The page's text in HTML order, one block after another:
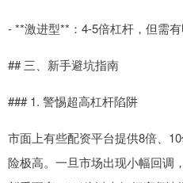
- **激进型**：4-5倍杠杆，但需有
## 三、新手避坑指南
### 1. 警惕超高杠杆陷阱
市面上有些配资平台提供8倍、
险极高。一旦市场出现小幅回调